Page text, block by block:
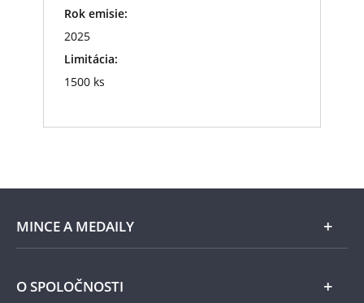
Rok emisie:
2025
Limitácia:
1500 ks
MINCE A MEDAILY
Len v Národnej Pokladnici
O SPOLOČNOSTI